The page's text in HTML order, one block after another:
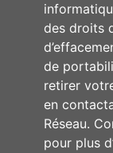
des droits
de
retirer
en
Réseau.
pour plus